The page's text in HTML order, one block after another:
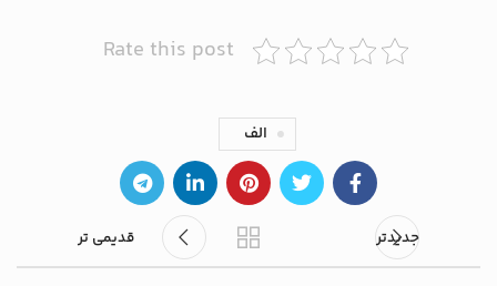
Rate this post
الف
جدیدتر قدیمی تر